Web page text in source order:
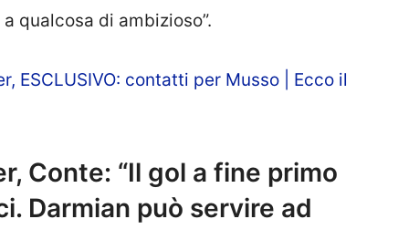
qualcosa di ambizioso”.
ESCLUSIVO: contatti per Musso | Ecco il
Conte: “Il gol a fine primo
Darmian può servire ad